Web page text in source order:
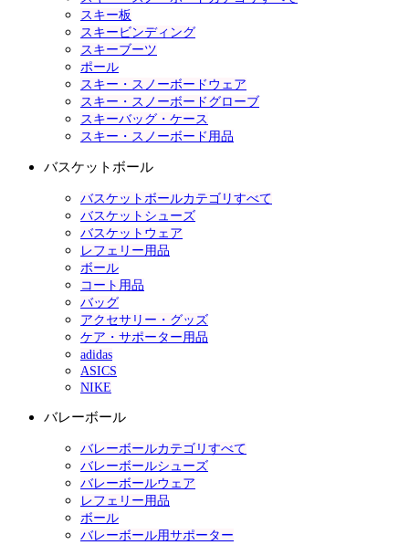
スキー板
スキービンディング
スキーブーツ
ポール
スキー・スノーボードウェア
スキー・スノーボードグローブ
スキーバッグ・ケース
スキー・スノーボード用品
バスケットボール
バスケットボールカテゴリすべて
バスケットシューズ
バスケットウェア
レフェリー用品
ボール
コート用品
バッグ
アクセサリー・グッズ
ケア・サポーター用品
adidas
ASICS
NIKE
バレーボール
バレーボールカテゴリすべて
バレーボールシューズ
バレーボールウェア
レフェリー用品
ボール
バレーボール用サポーター